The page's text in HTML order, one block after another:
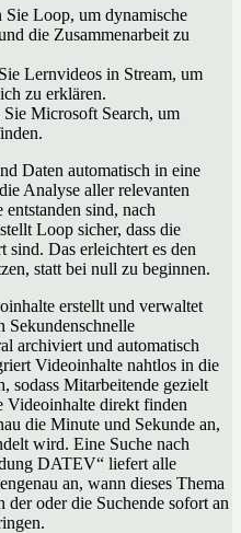
Sie Loop, um dynamische
die Zusammenarbeit zu
Lernvideos in Stream, um
zu erklären.
Microsoft Search, um
Daten automatisch in eine
Analyse aller relevanten
sind, nach
Loop sicher, dass die
sind. Das erleichtert es den
statt bei null zu beginnen.
erstellt und verwaltet
Sekundenschnelle
archiviert und automatisch
Videoinhalte nahtlos in die
sodass Mitarbeitende gezielt
Videoinhalte direkt finden
die Minute und Sekunde an,
wird. Eine Suche nach
DATEV“ liefert alle
an, wann dieses Thema
oder die Suchende sofort an